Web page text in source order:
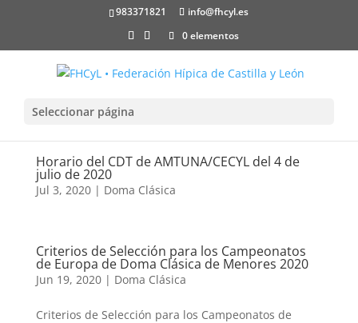
983371821
info@fhcyl.es
0 elementos
Seleccionar página
Horario del CDT de AMTUNA/CECYL del 4 de
julio de 2020
Jul 3, 2020| Doma Clásica
Criterios de Selección para los Campeonatos
de Europa de Doma Clásica de Menores 2020
Jun 19, 2020| Doma Clásica
Criterios de Selección para los Campeonatos de